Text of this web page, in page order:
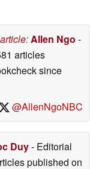
: Allen Ngo -
articles
since
@AllenNgoNBC
Duy- Editorial
published on